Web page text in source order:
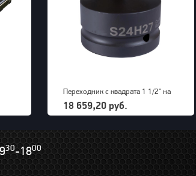
Переходник с квадрата 1 1/2" на
внешний шестигранник 27 мм
PNG (S24M27H)
18 659,20 руб.
30-1800